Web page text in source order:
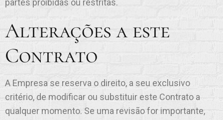
partes proibidas ou restritas.
Alterações a este
Contrato
A Empresa se reserva o direito, a seu exclusivo
critério, de modificar ou substituir este Contrato a
qualquer momento. Se uma revisão for importante,